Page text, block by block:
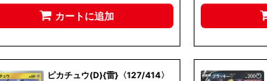
カートに追加
ピカチュウ(D){雷}〈127/414〉